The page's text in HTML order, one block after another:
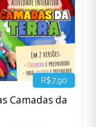
R$7,90
Camadas da